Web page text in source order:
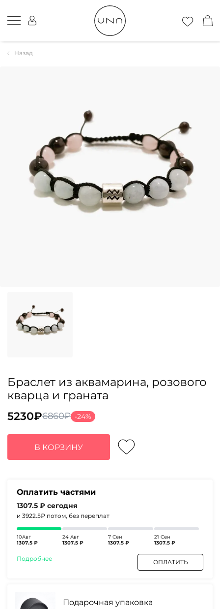
Назад
Браслет из аквамарина, розового
кварца и граната
6860₽
Первоначальная
цена
составляла
6860₽.
5230₽
Текущая
цена:
5230₽.
-24%
В КОРЗИНУ
Оплатить частями
1307.5 ₽ сегодня
и 3922.5₽ потом, без переплат
10Авг
1307.5 ₽
24 Авг
1307.5 ₽
7 Сен
1307.5 ₽
21 Сен
1307.5 ₽
Подробнее ОПЛАТИТЬ
Подарочная упаковка